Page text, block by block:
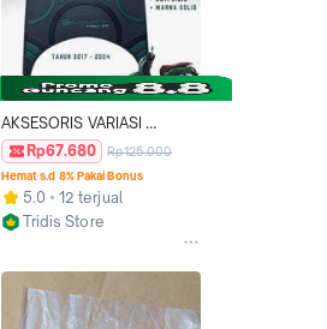
AKSESORIS VARIASI
SCOOPY FI ALAS KAKI
MOTOR SCOOPY TAHUN
2013 - 2024
Rp67.680 Rp125.000
Hemat s.d 8% Pakai Bonus
5.0
12 terjual
Tridis Store